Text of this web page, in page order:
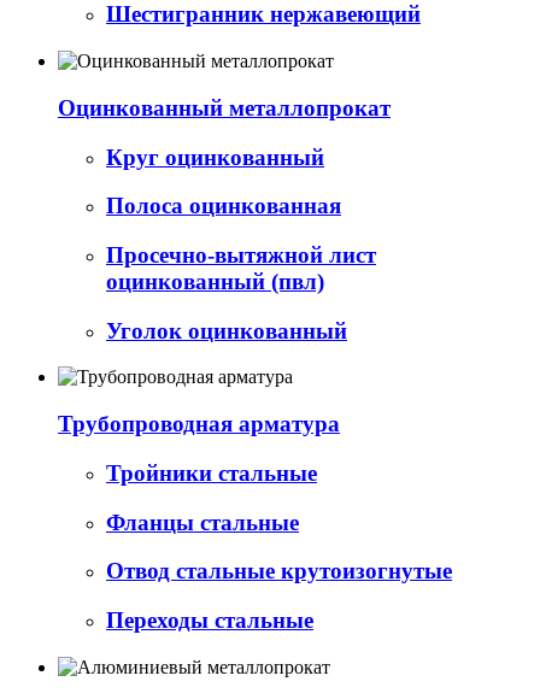
Шестигранник нержавеющий
Оцинкованный металлопрокат
Круг оцинкованный
Полоса оцинкованная
Просечно-вытяжной лист
оцинкованный (пвл)
Уголок оцинкованный
Трубопроводная арматура
Тройники стальные
Фланцы стальные
Отвод стальные крутоизогнутые
Переходы стальные